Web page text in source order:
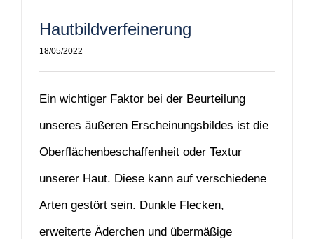
Hautbildverfeinerung
18/05/2022
Ein wichtiger Faktor bei der Beurteilung
unseres äußeren Erscheinungsbildes ist die
Oberflächenbeschaffenheit oder Textur
unserer Haut. Diese kann auf verschiedene
Arten gestört sein. Dunkle Flecken,
erweiterte Äderchen und übermäßige